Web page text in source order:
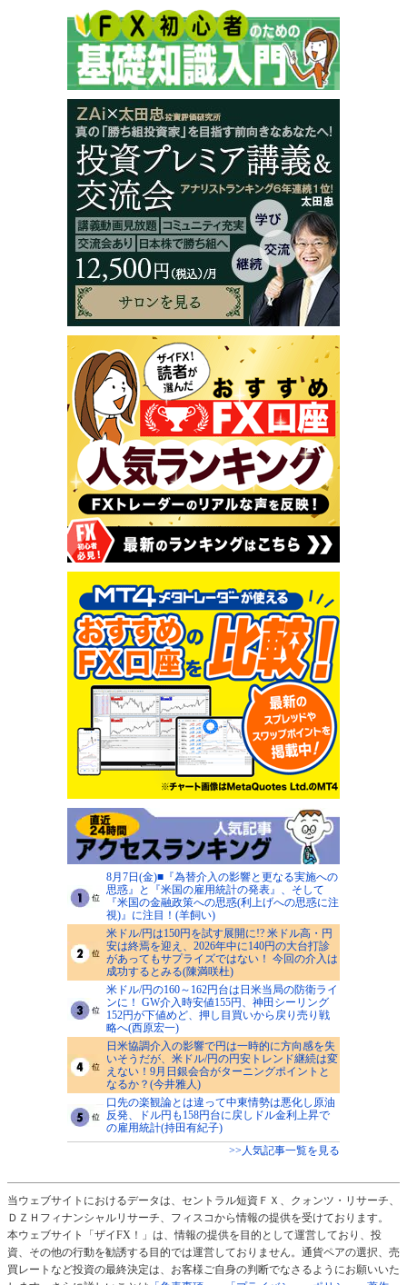
8月7日(金)■『為替介入の影響と更なる実施への
思惑』と『米国の雇用統計の発表』、そして
『米国の金融政策への思惑(利上げへの思惑に注
視)』に注目！(羊飼い)
米ドル/円は150円を試す展開に!? 米ドル高・円
安は終焉を迎え、2026年中に140円の大台打診
があってもサプライズではない！ 今回の介入は
成功するとみる(陳満咲杜)
米ドル/円の160～162円台は日米当局の防衛ライ
ンに！ GW介入時安値155円、神田シーリング
152円が下値めど、押し目買いから戻り売り戦
略へ(西原宏一)
日米協調介入の影響で円は一時的に方向感を失
いそうだが、米ドル/円の円安トレンド継続は変
えない！9月日銀会合がターニングポイントと
なるか？(今井雅人)
口先の楽観論とは違って中東情勢は悪化し原油
反発、ドル円も158円台に戻しドル金利上昇で
の雇用統計(持田有紀子)
>>人気記事一覧を見る
当ウェブサイトにおけるデータは、セントラル短資ＦＸ、クォンツ・リサーチ、
ＤＺＨフィナンシャルリサーチ、フィスコから情報の提供を受けております。
本ウェブサイト「ザイFX！」は、情報の提供を目的として運営しており、投
資、その他の行動を勧誘する目的では運営しておりません。通貨ペアの選択、売
買レートなど投資の最終決定は、お客様ご自身の判断でなさるようにお願いいた